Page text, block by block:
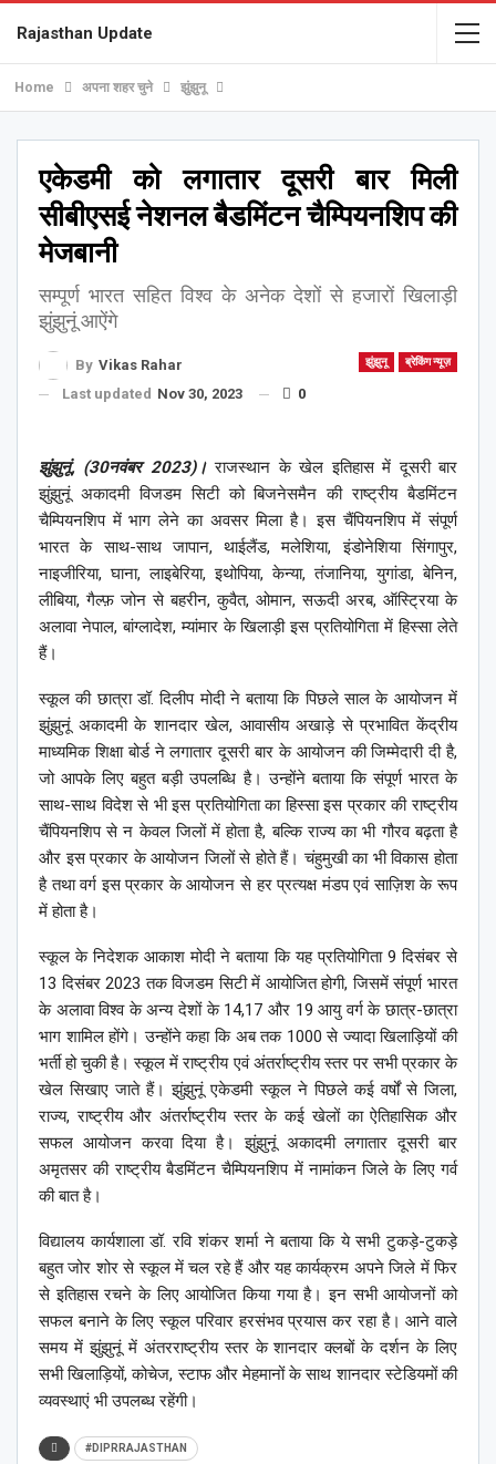
Rajasthan Update
Home अपना शहर चुने झुंझुनू
एकेडमी को लगातार दूसरी बार मिली
सीबीएसई नेशनल बैडमिंटन चैम्पियनशिप की
मेजबानी
सम्पूर्ण भारत सहित विश्व के अनेक देशों से हजारों खिलाड़ी
झुंझुनूं आऐंगे
झुंझुनू ब्रेकिंग न्यूज़
By Vikas Rahar
Last updated Nov 30, 2023 0
झुंझुनूं, (30नवंबर 2023)।राजस्थान के खेल इतिहास में दूसरी बार
झुंझुनूं अकादमी विजडम सिटी को बिजनेसमैन की राष्ट्रीय बैडमिंटन
चैम्पियनशिप में भाग लेने का अवसर मिला है।इस चैंपियनशिप में संपूर्ण
भारत के साथ-साथ जापान, थाईलैंड, मलेशिया, इंडोनेशिया सिंगापुर,
नाइजीरिया, घाना, लाइबेरिया, इथोपिया, केन्या, तंजानिया, युगांडा, बेनिन,
लीबिया, गैल्फ़ जोन से बहरीन, कुवैत, ओमान, सऊदी अरब, ऑस्ट्रिया के
अलावा नेपाल, बांग्लादेश, म्यांमार के खिलाड़ी इस प्रतियोगिता में हिस्सा लेते
हैं।
स्कूल की छात्रा डॉ.दिलीप मोदी ने बताया कि पिछले साल के आयोजन में
झुंझुनूं अकादमी के शानदार खेल, आवासीय अखाड़े से प्रभावित केंद्रीय
माध्यमिक शिक्षा बोर्ड ने लगातार दूसरी बार के आयोजन की जिम्मेदारी दी है,
जो आपके लिए बहुत बड़ी उपलब्धि है।उन्होंने बताया कि संपूर्ण भारत के
साथ-साथ विदेश से भी इस प्रतियोगिता का हिस्सा इस प्रकार की राष्ट्रीय
चैंपियनशिप से न केवल जिलों में होता है, बल्कि राज्य का भी गौरव बढ़ता है
और इस प्रकार के आयोजन जिलों से होते हैं। चंहुमुखी का भी विकास होता
है तथा वर्ग इस प्रकार के आयोजन से हर प्रत्यक्ष मंडप एवं साज़िश के रूप
में होता है।
स्कूल के निदेशक आकाश मोदी ने बताया कि यह प्रतियोगिता 9 दिसंबर से
13 दिसंबर 2023 तक विजडम सिटी में आयोजित होगी, जिसमें संपूर्ण भारत
के अलावा विश्व के अन्य देशों के 14,17 और 19 आयु वर्ग के छात्र-छात्रा
भाग शामिल होंगे।उन्होंने कहा कि अब तक 1000 से ज्यादा खिलाड़ियों की
भर्ती हो चुकी है।स्कूल में राष्ट्रीय एवं अंतर्राष्ट्रीय स्तर पर सभी प्रकार के
खेल सिखाए जाते हैं।झुंझुनूं एकेडमी स्कूल ने पिछले कई वर्षों से जिला,
राज्य, राष्ट्रीय और अंतर्राष्ट्रीय स्तर के कई खेलों का ऐतिहासिक और
सफल आयोजन करवा दिया है।झुंझुनूं अकादमी लगातार दूसरी बार
अमृतसर की राष्ट्रीय बैडमिंटन चैम्पियनशिप में नामांकन जिले के लिए गर्व
की बात है।
विद्यालय कार्यशाला डॉ.रवि शंकर शर्मा ने बताया कि ये सभी टुकड़े-टुकड़े
बहुत जोर शोर से स्कूल में चल रहे हैं और यह कार्यक्रम अपने जिले में फिर
से इतिहास रचने के लिए आयोजित किया गया है।इन सभी आयोजनों को
सफल बनाने के लिए स्कूल परिवार हरसंभव प्रयास कर रहा है।आने वाले
समय में झुंझुनूं में अंतरराष्ट्रीय स्तर के शानदार क्लबों के दर्शन के लिए
सभी खिलाड़ियों, कोचेज, स्टाफ और मेहमानों के साथ शानदार स्टेडियमों की
व्यवस्थाएं भी उपलब्ध रहेंगी।
#DIPRRAJASTHAN